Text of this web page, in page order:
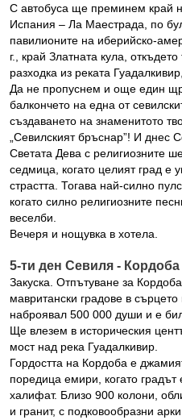
С автобуса ще преминем край
Испания – Ла Маестрада, по
павилионите на иберийско-
г., край Златната кула,
разходка из реката
Да не пропуснем и още един
балкончето на една от
създаването на знаменитото
„Севилският бръснар”! И днес
Светата Дева с религиозните
седмица, когато целият град е
страстта. Тогава най-силно
когато силно религиозните
веселби.
Вечеря и нощувка в хотела.
5-ти ден Севиля - Кордоба
Закуска. Отпътуване за
мавритански градове в
наброявал 500 000 души и е
Ще влезем в историческия
мост над река Гуадалкивир.
Гордостта на Кордоба е
поредица емири, когато
халифат. Близо 900 колони,
и гранит, с подковообразни